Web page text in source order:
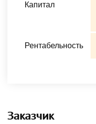
Капитал
Рентабельность
Заказчик